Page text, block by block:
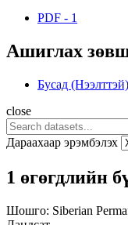
PDF - 1
Ашиглах
Бусад (Нээлттэй)
close
Дараахаар эрэмбэлэх
1 өгөгдлийн
Шошго: Siberian